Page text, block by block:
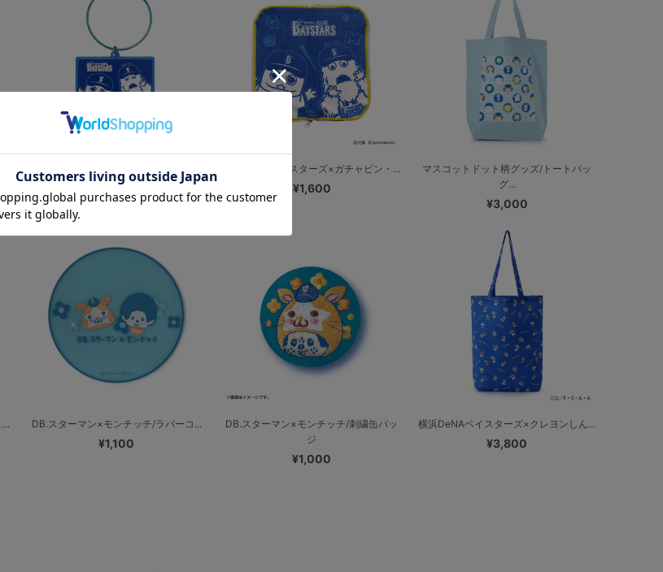
横浜DeNAベイスターズ×ガチャピン・...
¥1,000
横浜DeNAベイスターズ×ガチャピン・...
¥1,600
マスコットドット柄グッズ/トートバッ
グ...
¥3,000
DB.スターマン×モンチッチ/ラバーコ...
¥1,100
DB.スターマン×モンチッチ/刺繍缶バッ
ジ
¥1,000
横浜DeNAベイスターズ×クレヨンしん...
¥3,800